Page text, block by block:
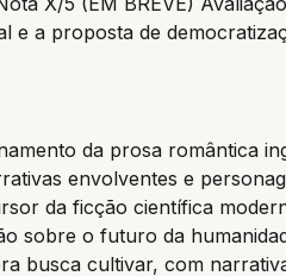
e a proposta de
da prosa romântica
envolventes e
da ficção científica
sobre o futuro da
busca cultivar, com